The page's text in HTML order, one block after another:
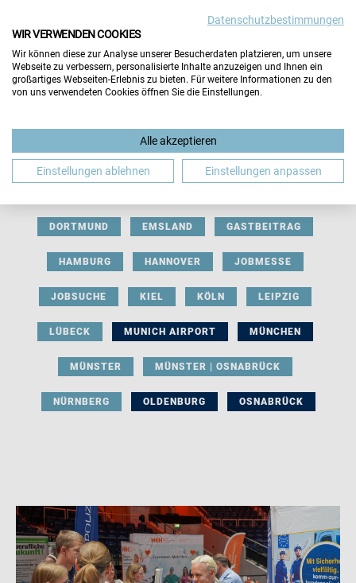
BERUFLICHE ORIENTIERUNG BEWERBUNG
DORTMUND EMSLAND GASTBEITRAG
HAMBURG HANNOVER JOBMESSE
JOBSUCHE KIEL KÖLN LEIPZIG
LÜBECK MUNICH AIRPORT MÜNCHEN
MÜNSTER MÜNSTER | OSNABRÜCK
NÜRNBERG OLDENBURG OSNABRÜCK
Datenschutzbestimmungen
WIR VERWENDEN COOKIES
Wir können diese zur Analyse unserer Besucherdaten platzieren, um unsere
Webseite zu verbessern, personalisierte Inhalte anzuzeigen und Ihnen ein
großartiges Webseiten-Erlebnis zu bieten. Für weitere Informationen zu den
von uns verwendeten Cookies öffnen Sie die Einstellungen.
Alle akzeptieren
Einstellungen ablehnen Einstellungen anpassen